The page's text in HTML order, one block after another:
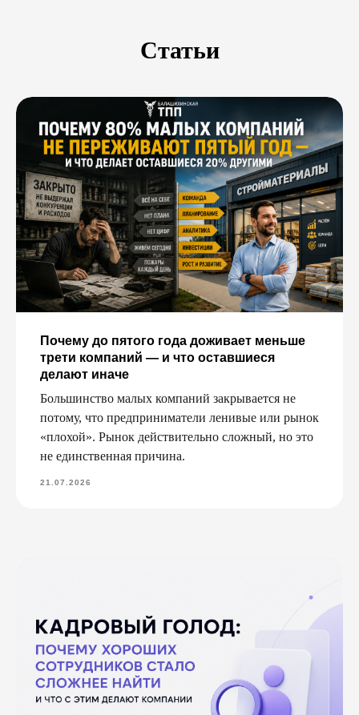
Статьи
Почему до пятого года доживает меньше
трети компаний — и что оставшиеся
делают иначе
Большинство малых компаний закрывается не
потому, что предприниматели ленивые или рынок
«плохой». Рынок действительно сложный, но это
не единственная причина.
21.07.2026